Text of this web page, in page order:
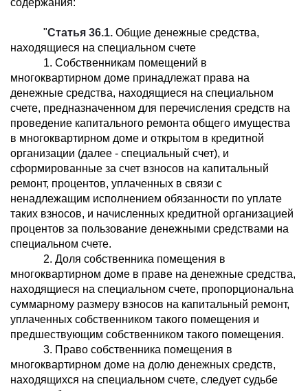
содержания:
"Статья 36.1. Общие денежные средства,
находящиеся на специальном счете
1. Собственникам помещений в
многоквартирном доме принадлежат права на
денежные средства, находящиеся на специальном
счете, предназначенном для перечисления средств на
проведение капитального ремонта общего имущества
в многоквартирном доме и открытом в кредитной
организации (далее - специальный счет), и
сформированные за счет взносов на капитальный
ремонт, процентов, уплаченных в связи с
ненадлежащим исполнением обязанности по уплате
таких взносов, и начисленных кредитной организацией
процентов за пользование денежными средствами на
специальном счете.
2. Доля собственника помещения в
многоквартирном доме в праве на денежные средства,
находящиеся на специальном счете, пропорциональна
суммарному размеру взносов на капитальный ремонт,
уплаченных собственником такого помещения и
предшествующим собственником такого помещения.
3. Право собственника помещения в
многоквартирном доме на долю денежных средств,
находящихся на специальном счете, следует судьбе